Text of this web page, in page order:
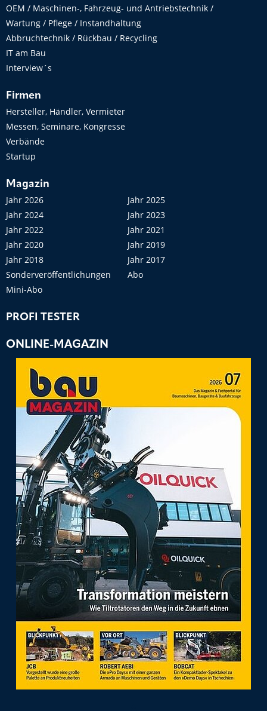
OEM / Maschinen-, Fahrzeug- und Antriebstechnik /
Wartung / Pflege / Instandhaltung
Abbruchtechnik / Rückbau / Recycling
IT am Bau
Interview´s
Firmen
Hersteller, Händler, Vermieter
Messen, Seminare, Kongresse
Verbände
Startup
Magazin
Jahr 2026
Jahr 2025
Jahr 2024
Jahr 2023
Jahr 2022
Jahr 2021
Jahr 2020
Jahr 2019
Jahr 2018
Jahr 2017
Sonderveröffentlichungen
Abo
Mini-Abo
PROFI TESTER
ONLINE-MAGAZIN